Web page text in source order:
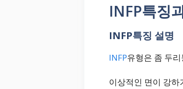
INFP특징
INFP특징 설명
INFP유형은 좀 두
이상적인 면이 강